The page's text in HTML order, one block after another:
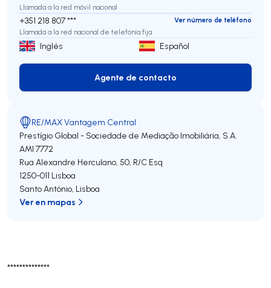
**************
Llamada a la red móvil nacional
+351 218 807 ***
Ver número de teléfono
Llamada a la red nacional de telefonía fija
Inglés Español
Agente de contacto
Agente de contacto
RE/MAX Vantagem Central
Prestígio Global - Sociedade de Mediação Imobiliária, S.A.
AMI 7772
Rua Alexandre Herculano, 50, R/C Esq
1250-011 Lisboa
Santo António, Lisboa
Ver en mapas